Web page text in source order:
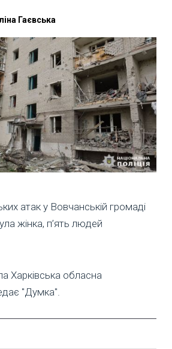
Гаєвська
атак у Вовчанській громаді
жінка, п’ять людей
Харківська обласна
"Думка".